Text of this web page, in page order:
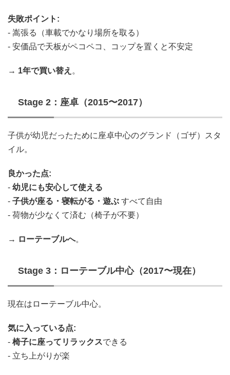
失敗ポイント:
- 嵩張る（車載でかなり場所を取る）
- 安価品で天板がペコペコ、コップを置くと不安定
→ 1年で買い替え 。
Stage 2：座卓（2015〜2017）
子供が幼児だったために座卓中心のグランド（ゴザ）スタ
イル。
良かった点:
- 幼児にも安心して使える
- 子供が座る・寝転がる・遊ぶ すべて自由
- 荷物が少なくて済む（椅子が不要）
→ ローテーブルへ。
Stage 3：ローテーブル中心（2017〜現在）
現在はローテーブル中心。
気に入っている点:
- 椅子に座ってリラックスできる
- 立ち上がりが楽